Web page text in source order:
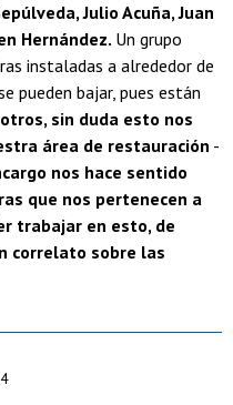
Julio Acuña, Juan
Hernández. Un grupo
instaladas a alrededor de
pueden bajar, pues están
sin duda esto nos
área de restauración -
nos hace sentido
que nos pertenecen a
trabajar en esto, de
correlato sobre las